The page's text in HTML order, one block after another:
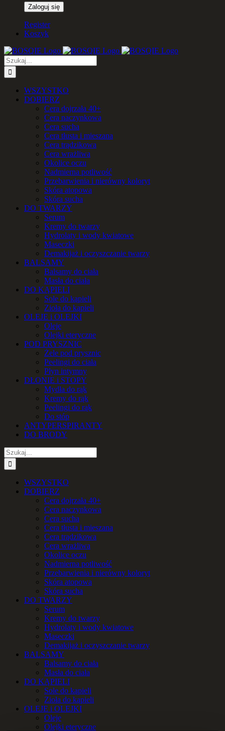
Register
Koszyk
Szukaj
WSZYSTKO
DOBIERZ
Cera dojrzała 40+
Cera naczynkowa
Cera sucha
Cera tłusta i mieszana
Cera trądzikowa
Cera wrażliwa
Okolice oczu
Nadmierna potliwość
Przebarwienia i nierówny koloryt
Skóra atopowa
Skóra sucha
DO TWARZY
Serum
Kremy do twarzy
Hydrolaty i wody kwiatowe
Maseczki
Demakijaż i oczyszczanie twarzy
BALSAMY
Balsamy do ciała
Masła do ciała
DO KĄPIELI
Sole do kąpieli
Zioła do kąpieli
OLEJE i OLEJKI
Oleje
Olejki eteryczne
POD PRYSZNIC
Żele pod prysznic
Peelingi do ciała
Płyn intymny
DŁONIE i STOPY
Mydła do rąk
Kremy do rąk
Peelingi do rąk
Do stóp
ANTYPERSPIRANTY
DO BRODY
Szukaj
WSZYSTKO
DOBIERZ
Cera dojrzała 40+
Cera naczynkowa
Cera sucha
Cera tłusta i mieszana
Cera trądzikowa
Cera wrażliwa
Okolice oczu
Nadmierna potliwość
Przebarwienia i nierówny koloryt
Skóra atopowa
Skóra sucha
DO TWARZY
Serum
Kremy do twarzy
Hydrolaty i wody kwiatowe
Maseczki
Demakijaż i oczyszczanie twarzy
BALSAMY
Balsamy do ciała
Masła do ciała
DO KĄPIELI
Sole do kąpieli
Zioła do kąpieli
OLEJE i OLEJKI
Oleje
Olejki eteryczne